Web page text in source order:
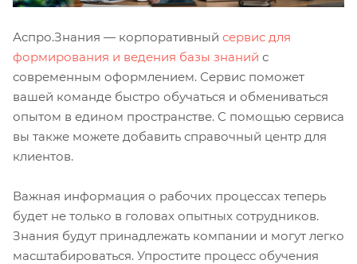
Аспро.Знания — корпоративный сервис для
формирования и ведения базы знаний с
современным оформлением. Сервис поможет
вашей команде быстро обучаться и обмениваться
опытом в едином пространстве. С помощью сервиса
вы также можете добавить справочный центр для
клиентов.
Важная информация о рабочих процессах теперь
будет не только в головах опытных сотрудников.
Знания будут принадлежать компании и могут легко
масштабироваться. Упростите процесс обучения